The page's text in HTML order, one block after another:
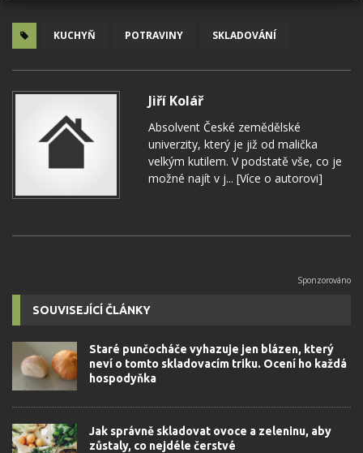
KUCHYŇ POTRAVINY SKLADOVÁNÍ
Jiří Kolář
Absolvent České zemědělské
univerzity, který je již od malička
velkým kutilem. V podstatě vše, co je
možné najít v j... [Více o autorovi]
SOUVISEJÍCÍ ČLÁNKY
Staré punčocháče vyhazuje jen blázen, který
neví o tomto skladovacím triku. Ocení ho každá
hospodyňka
Jak správně skladovat ovoce a zeleninu, aby
zůstaly, co nejdéle čerstvé